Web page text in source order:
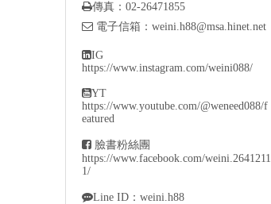
傳真：02-26471855
 電子信箱： weini.h88@msa.hinet.net
IG
https://www.instagram.com/weini088/
YT
https://www.youtube.com/@weneed088/f
eatured
 臉書粉絲團
https://www.facebook.com/weini.2641211
1/
Line ID：weini.h88